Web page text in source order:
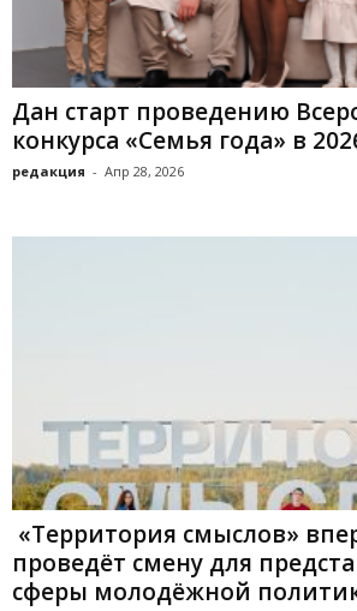
Дан старт проведению
конкурса «Семья года» в
редакция - Апр 28, 2026
«Территория смыслов»
проведёт смену для
сферы молодёжной